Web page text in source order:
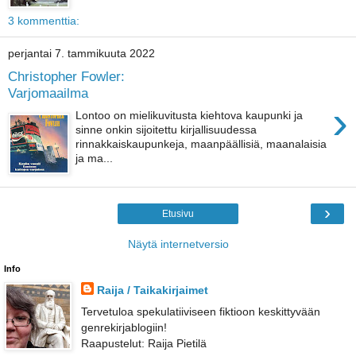
3 kommenttia:
perjantai 7. tammikuuta 2022
Christopher Fowler:
Varjomaailma
›
Lontoo on mielikuvitusta kiehtova kaupunki ja
sinne onkin sijoitettu kirjallisuudessa
rinnakkaiskaupunkeja, maanpäällisiä, maanalaisia
ja ma...
›
Etusivu
Näytä internetversio
Info
Raija / Taikakirjaimet
Tervetuloa spekulatiiviseen fiktioon keskittyvään
genrekirjablogiin!
Raapustelut: Raija Pietilä